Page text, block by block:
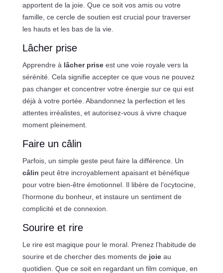
apportent de la joie. Que ce soit vos amis ou votre
famille, ce cercle de soutien est crucial pour traverser
les hauts et les bas de la vie.
Lâcher prise
Apprendre à lâcher priseest une voie royale vers la
sérénité. Cela signifie accepter ce que vous ne pouvez
pas changer et concentrer votre énergie sur ce qui est
déjà à votre portée. Abandonnez la perfection et les
attentes irréalistes, et autorisez-vous à vivre chaque
moment pleinement.
Faire un câlin
Parfois, un simple geste peut faire la différence. Un
câlin peut être incroyablement apaisant et bénéfique
pour votre bien-être émotionnel. Il libère de l’ocytocine,
l’hormone du bonheur, et instaure un sentiment de
complicité et de connexion.
Sourire et rire
Le rire est magique pour le moral. Prenez l’habitude de
sourire et de chercher des moments de joieau
quotidien. Que ce soit en regardant un film comique, en